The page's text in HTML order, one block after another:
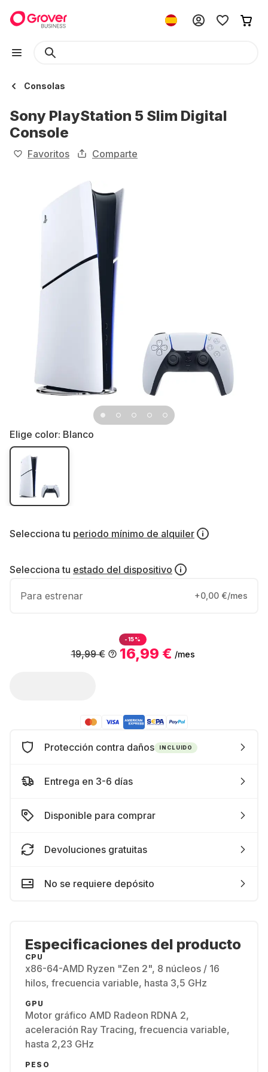
Consolas
Sony PlayStation 5 Slim Digital
Console
Favoritos Comparte
Elige color: Blanco
Selecciona tu periodo mínimo de alquiler
Selecciona tu estado del dispositivo
Para estrenar +0,00 €/mes
-15%
16,99 € /mes
19,99 €
Protección contra daños INCLUIDO
Entrega en 3-6 días
Disponible para comprar
Devoluciones gratuitas
No se requiere depósito
Especificaciones del producto
CPU
x86-64-AMD Ryzen "Zen 2", 8 núcleos / 16
hilos, frecuencia variable, hasta 3,5 GHz
GPU
Motor gráfico AMD Radeon RDNA 2,
aceleración Ray Tracing, frecuencia variable,
hasta 2,23 GHz
PESO